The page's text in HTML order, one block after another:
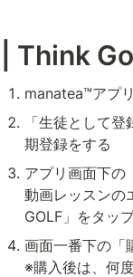
| Think
manatea™アプ
「生徒として
期登録をする
アプリ画面下の
動画レッスン
GOLF」をタッ
画面一番下の「
※購入後は、何